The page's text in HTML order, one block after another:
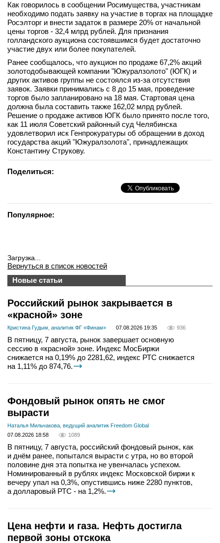
Как говорилось в сообщении Росимущества, участникам
необходимо подать заявку на участие в торгах на площадке
Росэлторг и внести задаток в размере 20% от начальной
цены торгов - 32,4 млрд рублей. Для признания
голландского аукциона состоявшимся будет достаточно
участие двух или более покупателей.
Ранее сообщалось, что аукцион по продаже 67,2% акций
золотодобывающей компании "Южуралзолото" (ЮГК) и
других активов группы не состоялся из-за отсутствия
заявок. Заявки принимались с 8 до 15 мая, проведение
торгов было запланировано на 18 мая. Стартовая цена
должна была составить также 162,02 млрд рублей.
Решение о продаже активов ЮГК было принято после того,
как 11 июля Советский районный суд Челябинска
удовлетворил иск Генпрокуратуры об обращении в доход
государства акций "Южуралзолота", принадлежащих
Константину Струкову.
Поделиться:
Популярное:
Загрузка...
Вернуться в список новостей
Новые статьи
Российский рынок закрывается в
«красной» зоне
Кристина Гудым, аналитик ФГ «Финам» 07.08.2026 19:35 936
В пятницу, 7 августа, рынок завершает основную
сессию в «красной» зоне. Индекс МосБиржи
снижается на 0,19% до 2281,62, индекс РТС снижается
на 1,11% до 874,76.
Фондовый рынок опять не смог
вырасти
Наталья Мильчакова, ведущий аналитик Freedom Global
07.08.2026 18:58
1089
В пятницу, 7 августа, российский фондовый рынок, как
и днём ранее, попытался вырасти с утра, но во второй
половине дня эта попытка не увенчалась успехом.
Номинированный в рублях индекс Московской биржи к
вечеру упал на 0,3%, опустившись ниже 2280 пунктов,
а долларовый РТС - на 1,2%.
Цена нефти и газа. Нефть достигла
первой зоны отскока